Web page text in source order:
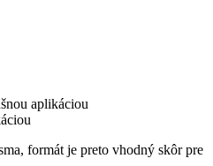
aplikáciou
formát je preto vhodný skôr pre